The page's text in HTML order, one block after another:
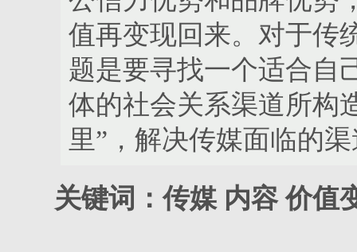
值再变现回来。对于传
题是要寻找一个适合自
体的社会关系渠道所构
里”，解决传媒面临的
关键词：传媒 内容 价值